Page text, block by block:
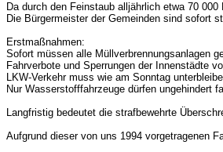
Da durch den Feinstaub alljährlich etwa 70
Die Bürgermeister der Gemeinden sind sofort
Erstmaßnahmen:
Sofort müssen alle Müllverbrennungsanlagen
Fahrverbote und Sperrungen der Innenstädte
LKW-Verkehr muss wie am Sonntag
Nur Wasserstofffahrzeuge dürfen ungehindert
Langfristig bedeutet die strafbewehrte
Aufgrund dieser von uns 1994 vorgetragenen